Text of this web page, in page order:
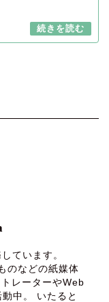
ています。
のなどの紙媒体
レーターやWeb
中。 いたると